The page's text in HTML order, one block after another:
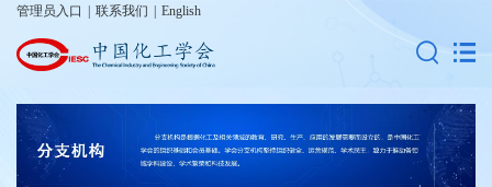
管理员入口 联系我们 English